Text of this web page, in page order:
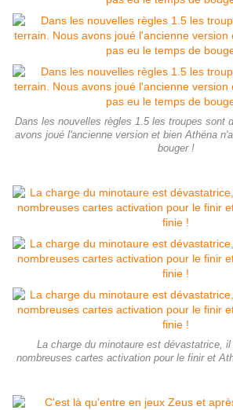
Dans les nouvelles règles 1.5 les troupes sont
avons joué l'ancienne version et bien Athéna
bouger !
La charge du minotaure est dévastatrice,
nombreuses cartes activation pour le finir et